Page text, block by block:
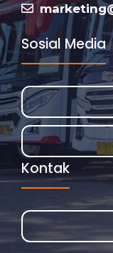
Sosial Media
Kontak